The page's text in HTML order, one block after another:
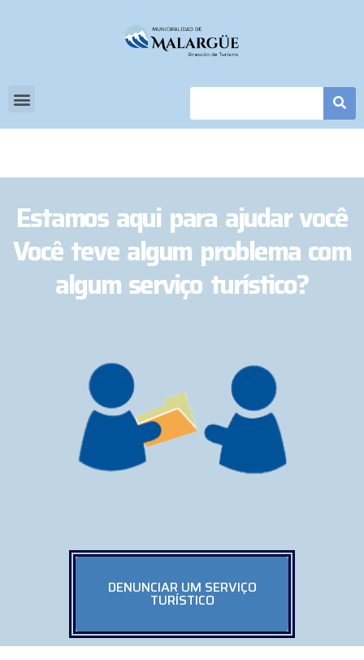
Estamos aqui para ajudar você
Você teve algum problema com
algum serviço turístico?
DENUNCIAR UM SERVIÇO
TURÍSTICO